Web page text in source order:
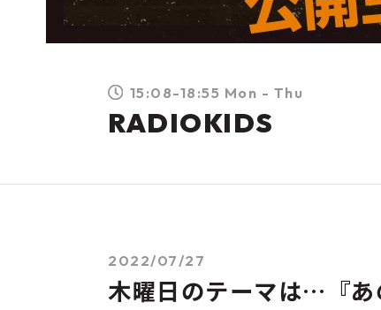
15:08-18:55 Mon - Thu
RADIOKIDS
2022/07/27
木曜日のテーマは…『あ